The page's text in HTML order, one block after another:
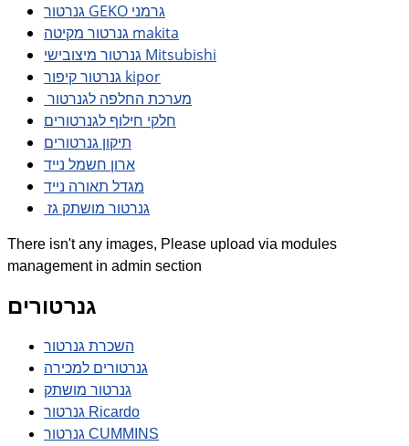
גנרטור GEKO גרמני
גנרטור מקיטה makita
גנרטור מיצובישי Mitsubishi
גנרטור קיפור kipor
מערכת החלפה לגנרטור
חלקי חילוף לגנרטורים
תיקון גנרטורים
ארון חשמל נייד
מגדל תאורה נייד
גנרטור מושתק גז
There isn't any images, Please upload via modules
management in admin section
גנרטורים
השכרת גנרטור
גנרטורים למכירה
גנרטור מושתק
גנרטור Ricardo
גנרטור CUMMINS